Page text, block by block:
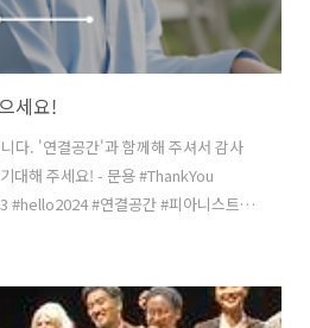
세요!
다. '연결공간'과 함께해 주셔서 감사
대해 주세요! - 문용 #ThankYou
#연결공간 #피아니스트문